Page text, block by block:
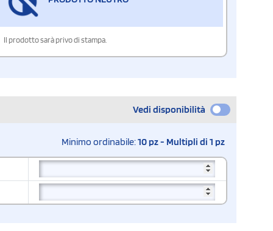
Il prodotto sarà privo di stampa.
Vedi disponibilità
Minimo ordinabile:10 pz - Multipli di 1 pz